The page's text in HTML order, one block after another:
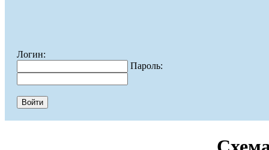
Логин:
Пароль: